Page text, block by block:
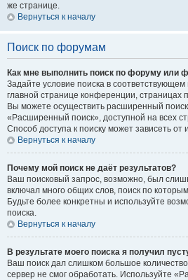
же странице.
Вернуться к началу
Поиск по форумам
Как мне выполнить поиск по форуму или
Задайте условие поиска в
главной странице конференции,
Вы можете осуществить расширенный
«Расширенный поиск», доступной на всех
Способ доступа к поиску может зависеть от
Вернуться к началу
Почему мой поиск не даёт результатов?
Ваш поисковый запрос, возможно, был
включал много общих слов, поиск по
Будьте более конкретны и используйте
поиска.
Вернуться к началу
В результате моего поиска я получил
Ваш поиск дал слишком большое
сервер не смог обработать. Используйте